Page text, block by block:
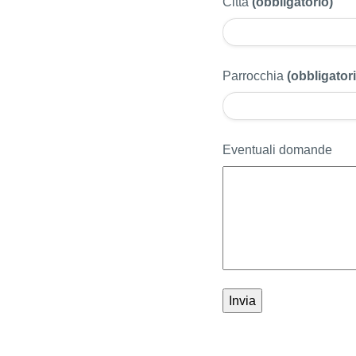
Parrocchia
Eventuali domande